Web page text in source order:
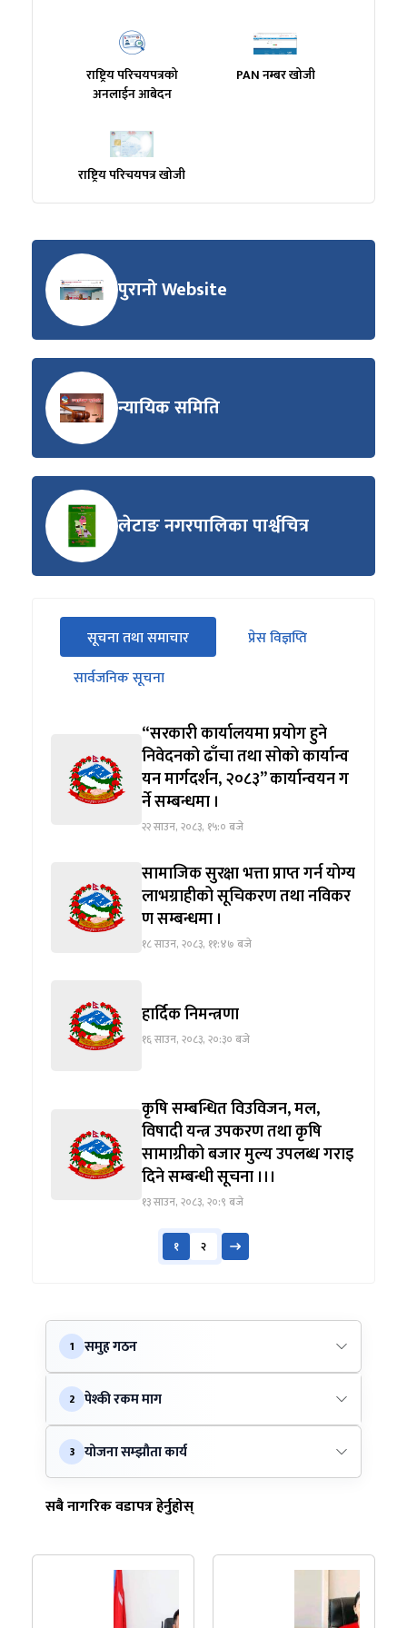
राष्ट्रिय परिचयपत्रको
अनलाईन आबेदन
PAN नम्बर खोजी
राष्ट्रिय परिचयपत्र खोजी
पुरानो Website
न्यायिक समिति
लेटाङ नगरपालिका पार्श्वचित्र
सीधा
पहिलो
ट्याबको
सूचना तथा समाचार
(सक्रिय ट्याब)
प्रेस विज्ञप्ति
सार्वजनिक सूचना
“सरकारी कार्यालयमा प्रयोग हुने
निवेदनको ढाँचा तथा सोको कार्यान्व
यन मार्गदर्शन, २०८३” कार्यान्वयन ग
र्ने सम्बन्धमा ।
२२ साउन, २०८३, १५:० बजे
सामाजिक सुरक्षा भत्ता प्राप्त गर्न योग्य
लाभग्राहीको सूचिकरण तथा नविकर
ण सम्बन्धमा ।
१८ साउन, २०८३, ११:४७ बजे
हार्दिक निमन्त्रणा
१६ साउन, २०८३, २०:३० बजे
कृषि सम्बन्धित विउविजन, मल,
विषादी यन्त्र उपकरण तथा कृषि
सामाग्रीको बजार मुल्य उपलब्ध गराइ
दिने सम्बन्धी सूचना ।।।
१३ साउन, २०८३, २०:९ बजे
१ २
1 समुह गठन
2 पेश्की रकम माग
3 योजना सम्झौता कार्य
सबै नागरिक वडापत्र हेर्नुहोस्